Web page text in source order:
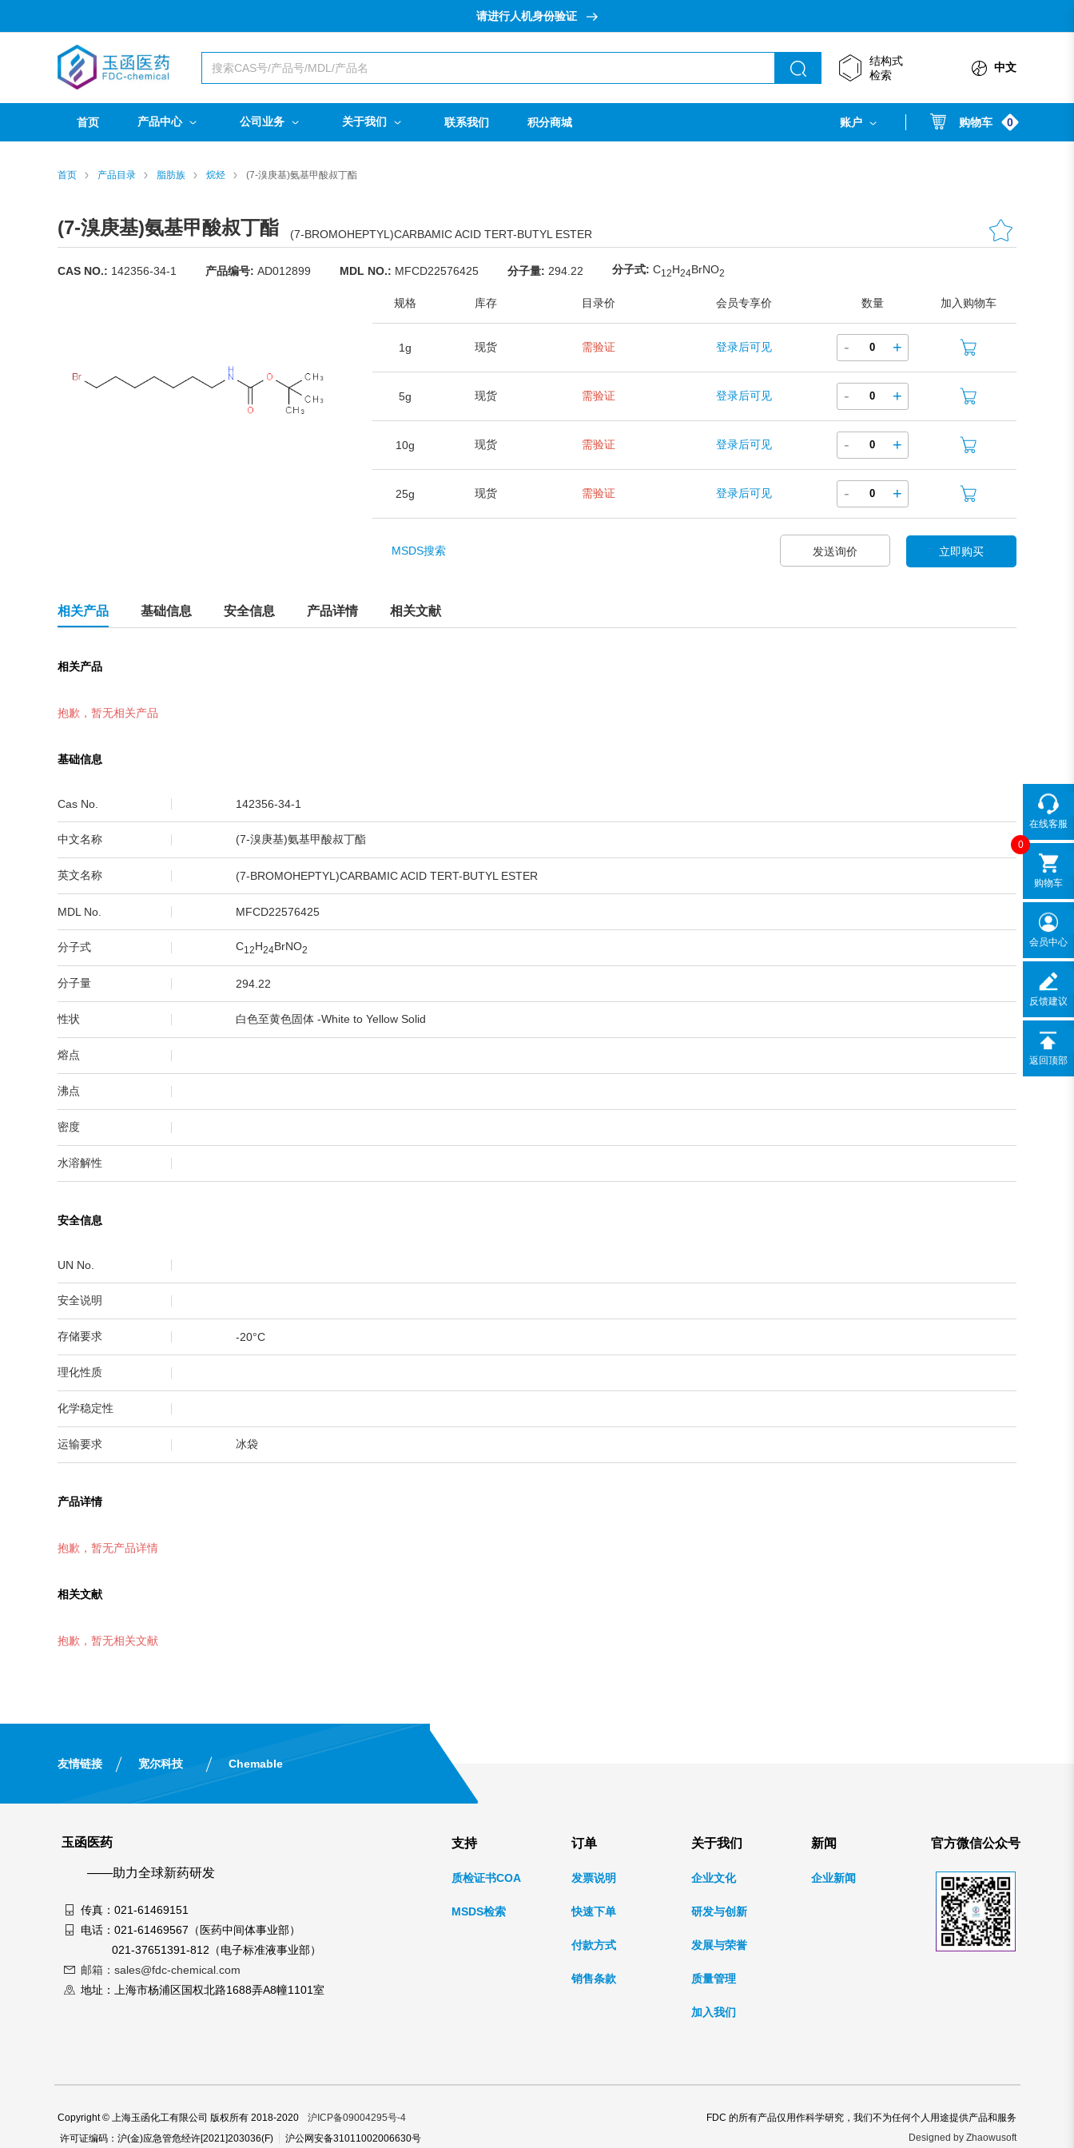
请进行人机身份验证
结构式
检索
中文
首页 产品中心 公司业务 关于我们 联系我们 积分商城 账户 购物车 0
首页 产品目录 脂肪族 烷烃 (7-溴庚基)氨基甲酸叔丁酯
(7-溴庚基)氨基甲酸叔丁酯 (7-BROMOHEPTYL)CARBAMIC ACID TERT-BUTYL ESTER
CAS NO.: 142356-34-1 产品编号: AD012899 MDL NO.: MFCD22576425 分子量: 294.22 分子式: C1 2H24BrNO2
规格 库存 目录价 会员专享价 数量 加入购物车
1g 现货 需验证 登录后可见 - +
5g 现货 需验证 登录后可见 - +
10g 现货 需验证 登录后可见 - +
25g 现货 需验证 登录后可见 - +
MSDS搜索 发送询价 立即购买
相关产品 基础信息 安全信息 产品详情 相关文献
相关产品
抱歉，暂无相关产品
基础信息
Cas No. 142356-34-1
中文名称 (7-溴庚基)氨基甲酸叔丁酯
英文名称 (7-BROMOHEPTYL)CARBAMIC ACID TERT-BUTYL ESTER
MDL No. MFCD22576425
分子式 C1 2H24BrNO2
分子量 294.22
性状 白色至黄色固体 -White to Yellow Solid
熔点
沸点
密度
水溶解性
安全信息
UN No.
安全说明
存储要求 -20°C
理化性质
化学稳定性
运输要求 冰袋
产品详情
抱歉，暂无产品详情
相关文献
抱歉，暂无相关文献
友情链接 宽尔科技 Chemable
玉函医药
——助力全球新药研发
传真：021-61469151
电话：021-61469567（医药中间体事业部）
021-37651391-812（电子标准液事业部）
邮箱：sales@fdc-chemical.com
地址：上海市杨浦区国权北路1688弄A8幢1101室
官方微信公众号
支持
质检证书COA
MSDS检索
订单
发票说明
快速下单
付款方式
销售条款
关于我们
企业文化
研发与创新
发展与荣誉
质量管理
加入我们
新闻
企业新闻
Copyright © 上海玉函化工有限公司 版权所有 2018-2020 沪ICP备09004295号-4
FDC 的所有产品仅用作科学研究，我们不为任何个人用途提供产品和服务
许可证编码：沪(金)应急管危经许[2021]203036(F)
沪公网安备31011002006630号 Designed by Zhaowusoft
在线客服
0
购物车
会员中心
反馈建议
返回顶部